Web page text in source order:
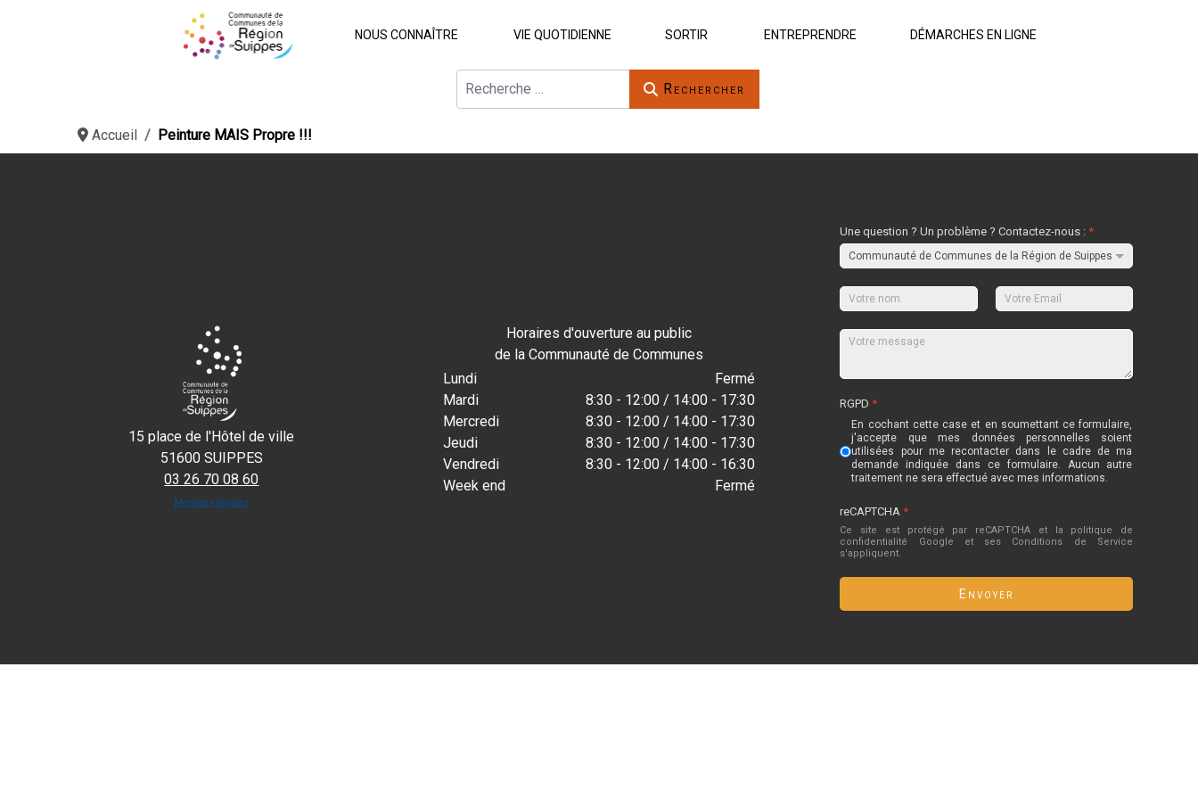
NOUS CONNAÎTRE VIE QUOTIDIENNE SORTIR ENTREPRENDRE DÉMARCHES EN LIGNE
Rechercher
Accueil Peinture MAIS Propre !!!
15 place de l'Hôtel de ville
51600 SUIPPES
03 26 70 08 60
Mentions légales
Horaires d'ouverture au public
de la Communauté de Communes
Lundi
Fermé
Mardi
8:30 - 12:00 / 14:00 - 17:30
Mercredi
8:30 - 12:00 / 14:00 - 17:30
Jeudi
8:30 - 12:00 / 14:00 - 17:30
Vendredi
8:30 - 12:00 / 14:00 - 16:30
Week end
Fermé
Une question ? Un problème ? Contactez-nous :*
RGPD*
En cochant cette case et en soumettant ce formulaire,
j'accepte que mes données personnelles soient
utilisées pour me recontacter dans le cadre de ma
demande indiquée dans ce formulaire. Aucun autre
traitement ne sera effectué avec mes informations.
reCAPTCHA*
Ce site est protégé par reCAPTCHA et la politique de
confidentialité
Google et ses Conditions de Service
s'appliquent.
Envoyer